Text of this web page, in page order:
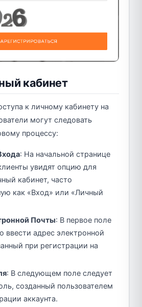
кабинет
к личному кабинету на
могут следовать
процессу:
: На начальной странице
увидят опцию для
кабинет, часто
как «Вход» или «Личный
Почты: В первое поле
ввести адрес электронной
при регистрации на
: В следующем поле следует
созданный пользователем
аккаунта.